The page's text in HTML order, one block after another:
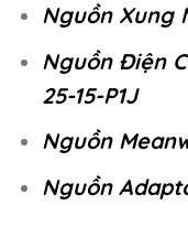
Nguồn Xung
Nguồn Điện
25-15-P1J
Nguồn
Nguồn